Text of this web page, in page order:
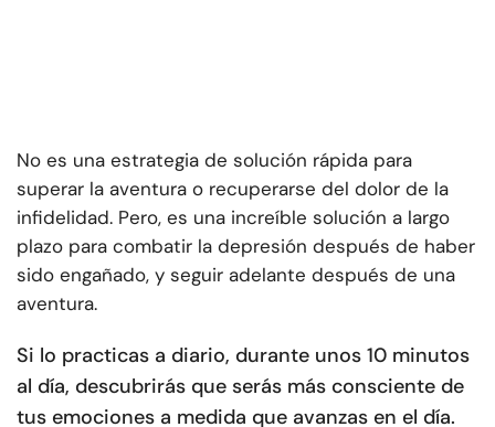
No es una estrategia de solución rápida para
superar la aventura o recuperarse del dolor de la
infidelidad. Pero, es una increíble solución a largo
plazo para combatir la depresión después de haber
sido engañado, y seguir adelante después de una
aventura.
Si lo practicas a diario, durante unos 10 minutos
al día, descubrirás que serás más consciente de
tus emociones a medida que avanzas en el día.